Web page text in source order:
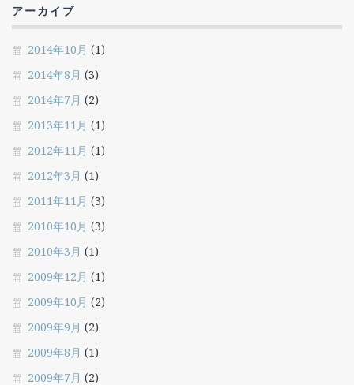
アーカイブ
2014年10月 (1)
2014年8月 (3)
2014年7月 (2)
2013年11月 (1)
2012年11月 (1)
2012年3月 (1)
2011年11月 (3)
2010年10月 (3)
2010年3月 (1)
2009年12月 (1)
2009年10月 (2)
2009年9月 (2)
2009年8月 (1)
2009年7月 (2)